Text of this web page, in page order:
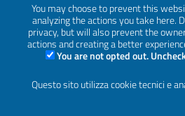
You may choose to prevent this
analyzing the actions you take here.
privacy, but will also prevent the
actions and creating a better
You are not opted out.
Questo sito utilizza cookie tecnici e
SEGUICI SU
Sezione Link Utili
Privacy | Cookie policy | Crediti |